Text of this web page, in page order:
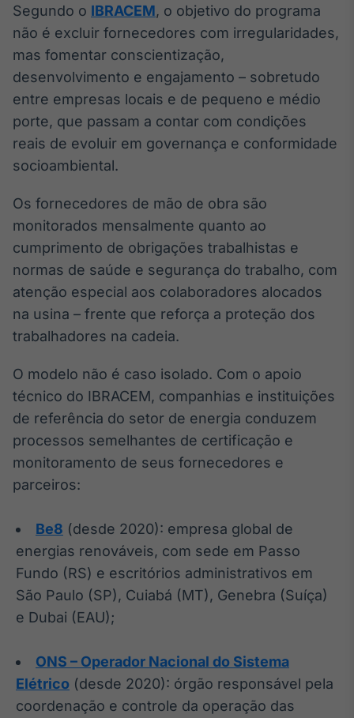
IA
Em breve
BroadFast
Gestão de
Investimentos
Em breve
Tokenização
de ativos
Em breve
Segundo o IBRACEM, o objetivo do programa
não é excluir fornecedores com irregularidades,
mas fomentar conscientização,
desenvolvimento e engajamento – sobretudo
entre empresas locais e de pequeno e médio
porte, que passam a contar com condições
reais de evoluir em governança e conformidade
socioambiental.
Os fornecedores de mão de obra são
monitorados mensalmente quanto ao
cumprimento de obrigações trabalhistas e
normas de saúde e segurança do trabalho, com
atenção especial aos colaboradores alocados
na usina – frente que reforça a proteção dos
trabalhadores na cadeia.
O modelo não é caso isolado. Com o apoio
técnico do IBRACEM, companhias e instituições
de referência do setor de energia conduzem
processos semelhantes de certificação e
monitoramento de seus fornecedores e
parceiros:
Be8 (desde 2020): empresa global de
energias renováveis, com sede em Passo
Fundo (RS) e escritórios administrativos em
São Paulo (SP), Cuiabá (MT), Genebra (Suíça)
e Dubai (EAU);
ONS – Operador Nacional do Sistema
Elétrico (desde 2020): órgão responsável pela
coordenação e controle da operação das